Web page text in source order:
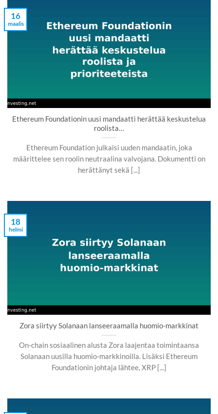
Ethereum Foundationin uusi mandaatti herättää keskustelua
roolista…
Ethereum Foundation julkaisi uuden mandaatin, joka
määrittelee sen roolin neutraalina valvojana. Dokumentti on
herättänyt sekä [...]
16
maalis
Zora siirtyy Solanaan lanseeraamalla huomio-markkinat
On-chain sosiaalinen alusta Zora laajentaa toimintaansa
Solanaan uusilla huomio-markkinoilla. Lisäksi Ethereum
Foundationin johtaja lähtee, XRP [...]
18
helmi